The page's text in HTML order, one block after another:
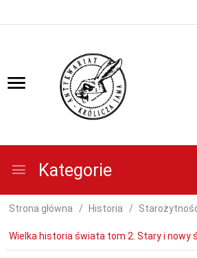
Kategorie
Strona główna Historia
Wielka historia świata tom 2. Stary i nowy